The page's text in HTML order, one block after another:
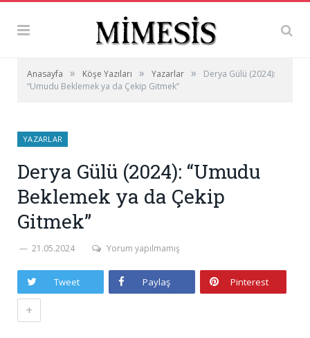
Anasayfa » Köşe Yazıları » Yazarlar »
Derya Gülü (2024):
“Umudu Beklemek ya da Çekip Gitmek”
YAZARLAR
Derya Gülü (2024): “Umudu
Beklemek ya da Çekip
Gitmek”
21.05.2024 Yorum yapılmamış
Tweet Paylaş Pinterest
+